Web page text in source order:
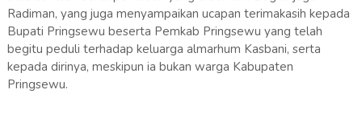
Radiman, yang juga menyampaikan ucapan terimakasih kepada
Bupati Pringsewu beserta Pemkab Pringsewu yang telah
begitu peduli terhadap keluarga almarhum Kasbani, serta
kepada dirinya, meskipun ia bukan warga Kabupaten
Pringsewu.